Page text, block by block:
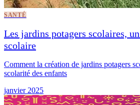
SANTÉ
Les jardins potagers scolaires,
scolaire
Comment la création de jardins potagers
scolarité des enfants
janvier 2025